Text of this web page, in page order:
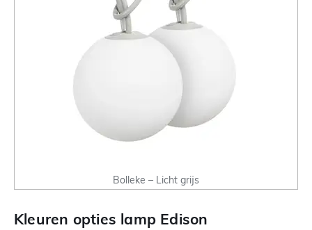
Bolleke – Licht grijs
Kleuren opties lamp Edison